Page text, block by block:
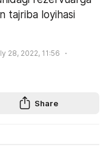
tajriba loyihasi
28, 2022, 11:56
Share